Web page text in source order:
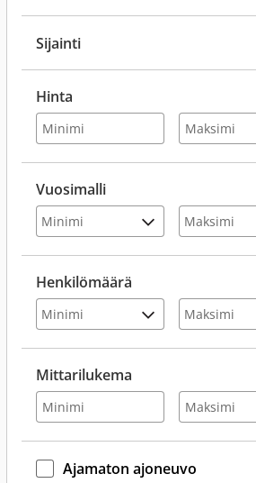
Sijainti
Henkilömäärä
Mittarilukema
Vuosimalli
Hinta
Ajamaton ajoneuvo